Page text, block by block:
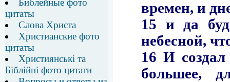
Библейные фото
цитаты
Слова Христа
Христианские фото
цитаты
Християнські та
Біблійні фото цитати